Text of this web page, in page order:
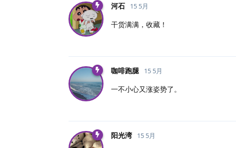
河石 15 5月
干货满满，收藏！
咖啡跑腿 15 5月
一不小心又涨姿势了。
阳光湾 15 5月